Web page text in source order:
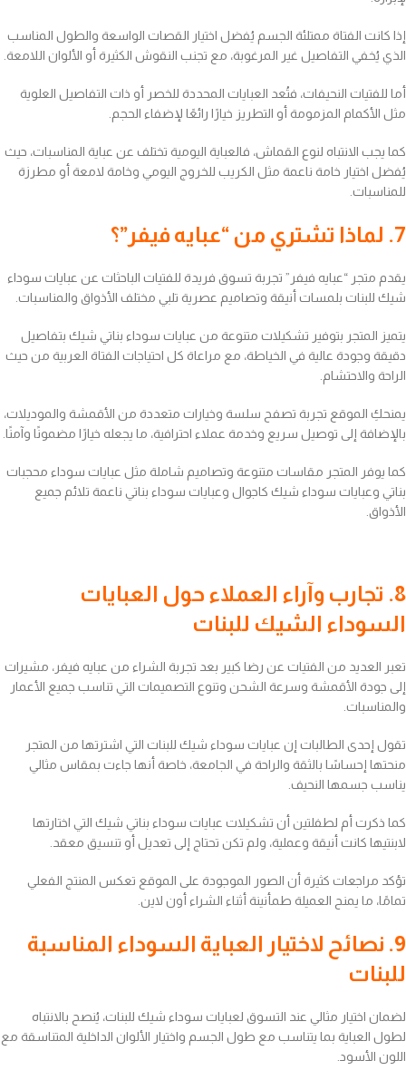
إذا كانت الفتاة ممتلئة الجسم يُفضل اختيار القصات الواسعة والطول المناسب
الذي يُخفي التفاصيل غير المرغوبة، مع تجنب النقوش الكثيرة أو الألوان اللامعة.
أما للفتيات النحيفات، فتُعد العبايات المحددة للخصر أو ذات التفاصيل العلوية
مثل الأكمام المزمومة أو التطريز خيارًا رائعًا لإضفاء الحجم.
كما يجب الانتباه لنوع القماش، فالعباية اليومية تختلف عن عباية المناسبات، حيث
يُفضل اختيار خامة ناعمة مثل الكريب للخروج اليومي وخامة لامعة أو مطرزة
للمناسبات.
7. لماذا تشتري من “عبايه فيفر”؟
يقدم متجر “عبايه فيفر” تجربة تسوق فريدة للفتيات الباحثات عن عبايات سوداء
شيك للبنات بلمسات أنيقة وتصاميم عصرية تلبي مختلف الأذواق والمناسبات.
يتميز المتجر بتوفير تشكيلات متنوعة من عبايات سوداء بناتي شيك بتفاصيل
دقيقة وجودة عالية في الخياطة، مع مراعاة كل احتياجات الفتاة العربية من حيث
الراحة والاحتشام.
يمنحكِ الموقع تجربة تصفح سلسة وخيارات متعددة من الأقمشة والموديلات،
بالإضافة إلى توصيل سريع وخدمة عملاء احترافية، ما يجعله خيارًا مضمونًا وآمنًا.
كما يوفر المتجر مقاسات متنوعة وتصاميم شاملة مثل عبايات سوداء محجبات
بناتي وعبايات سوداء شيك كاجوال وعبايات سوداء بناتي ناعمة تلائم جميع
الأذواق.
8. تجارب وآراء العملاء حول العبايات
السوداء الشيك للبنات
تعبر العديد من الفتيات عن رضا كبير بعد تجربة الشراء من عبايه فيفر، مشيرات
إلى جودة الأقمشة وسرعة الشحن وتنوع التصميمات التي تناسب جميع الأعمار
والمناسبات.
تقول إحدى الطالبات إن عبايات سوداء شيك للبنات التي اشترتها من المتجر
منحتها إحساسًا بالثقة والراحة في الجامعة، خاصة أنها جاءت بمقاس مثالي
يناسب جسمها النحيف.
كما ذكرت أم لطفلتين أن تشكيلات عبايات سوداء بناتي شيك التي اختارتها
لابنتيها كانت أنيقة وعملية، ولم تكن تحتاج إلى تعديل أو تنسيق معقد.
تؤكد مراجعات كثيرة أن الصور الموجودة على الموقع تعكس المنتج الفعلي
تمامًا، ما يمنح العميلة طمأنينة أثناء الشراء أون لاين.
9. نصائح لاختيار العباية السوداء المناسبة
للبنات
لضمان اختيار مثالي عند التسوق لعبايات سوداء شيك للبنات، يُنصح بالانتباه
لطول العباية بما يتناسب مع طول الجسم واختيار الألوان الداخلية المتناسقة مع
اللون الأسود.